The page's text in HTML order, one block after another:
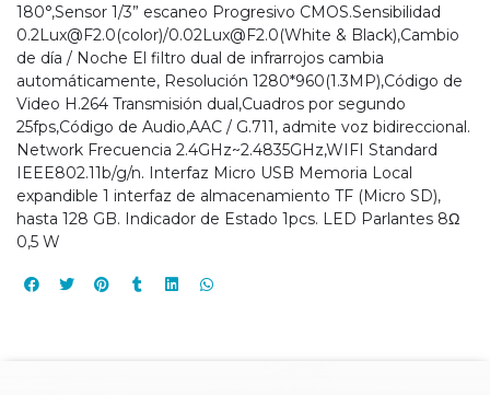
180°,Sensor 1/3” escaneo Progresivo CMOS.Sensibilidad
0.2Lux@F2.0(color)/0.02Lux@F2.0(White & Black),Cambio
de día / Noche El filtro dual de infrarrojos cambia
automáticamente, Resolución 1280*960(1.3MP),Código de
Video H.264 Transmisión dual,Cuadros por segundo
25fps,Código de Audio,AAC / G.711, admite voz bidireccional.
Network Frecuencia 2.4GHz~2.4835GHz,WIFI Standard
IEEE802.11b/g/n. Interfaz Micro USB Memoria Local
expandible 1 interfaz de almacenamiento TF (Micro SD),
hasta 128 GB. Indicador de Estado 1pcs. LED Parlantes 8Ω
0,5 W